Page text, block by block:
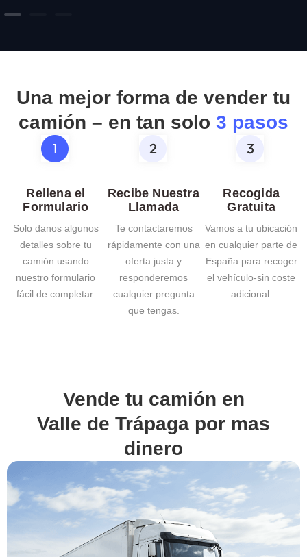
Una mejor forma de vender tu
camión – en tan solo 3 pasos
Rellena el
Formulario
Solo danos algunos
detalles sobre tu
camión usando
nuestro formulario
fácil de completar.
Recibe Nuestra
Llamada
Te contactaremos
rápidamente con una
oferta justa y
responderemos
cualquier pregunta
que tengas.
Recogida
Gratuita
Vamos a tu ubicación
en cualquier parte de
España para recoger
el vehículo-sin coste
adicional.
Vende tu camión en
Valle de Trápaga por mas
dinero